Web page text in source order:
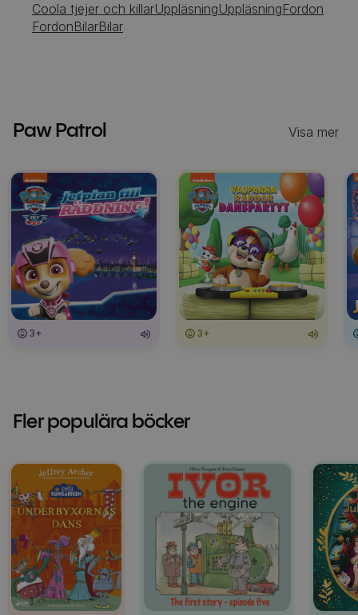
Coola tjejer och killarUppläsningUppläsningFordon
FordonBilarBilar
Paw Patrol Visa mer
3+ 3+
Fler populära böcker